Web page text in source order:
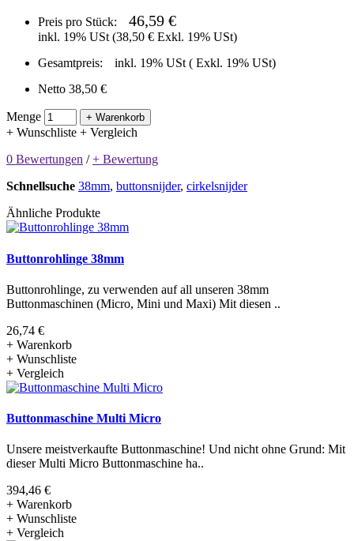
Preis pro Stück: 46,59 €
inkl. 19% USt (38,50 € Exkl. 19% USt)
Gesamtpreis:
inkl. 19% USt ( Exkl. 19% USt)
Netto 38,50 €
Menge + Warenkorb
+ Wunschliste + Vergleich
0 Bewertungen /+ Bewertung
Schnellsuche 38mm, buttonsnijder, cirkelsnijder
Ähnliche Produkte
Buttonrohlinge 38mm
Buttonrohlinge, zu verwenden auf all unseren 38mm
Buttonmaschinen (Micro, Mini und Maxi) Mit diesen ..
26,74 €
+ Warenkorb
+ Wunschliste
+ Vergleich
Buttonmaschine Multi Micro
Unsere meistverkaufte Buttonmaschine! Und nicht ohne Grund: Mit
dieser Multi Micro Buttonmaschine ha..
394,46 €
+ Warenkorb
+ Wunschliste
+ Vergleich